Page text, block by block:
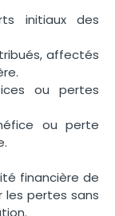
initiaux des
affectés
ou pertes
ou perte
financière de
les pertes sans